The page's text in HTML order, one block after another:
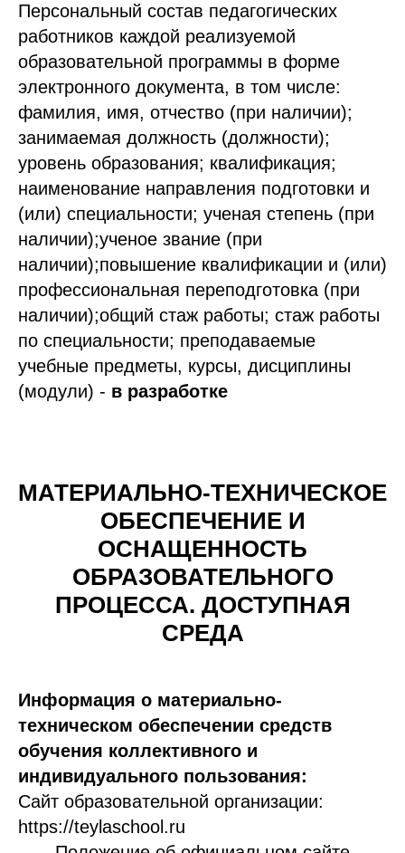
Персональный состав педагогических
работников каждой реализуемой
образовательной программы в форме
электронного документа, в том числе:
фамилия, имя, отчество (при наличии);
занимаемая должность (должности);
уровень образования; квалификация;
наименование направления подготовки и
(или) специальности; ученая степень (при
наличии);ученое звание (при
наличии);повышение квалификации и (или)
профессиональная переподготовка (при
наличии);общий стаж работы; стаж работы
по специальности; преподаваемые
учебные предметы, курсы, дисциплины
(модули) - в разработке
МАТЕРИАЛЬНО-ТЕХНИЧЕСКОЕ
ОБЕСПЕЧЕНИЕ И
ОСНАЩЕННОСТЬ
ОБРАЗОВАТЕЛЬНОГО
ПРОЦЕССА. ДОСТУПНАЯ
СРЕДА
Информация о материально-
техническом обеспечении средств
обучения коллективного и
индивидуального пользования:
Сайт образовательной организации:
https://teylaschool.ru